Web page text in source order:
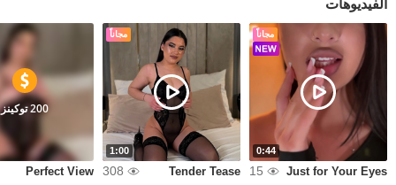
الفيديوهات
مجاناً
0:44
Just for Your Eyes
15
مجاناً
1:00
Tender Tease
308
200 توكينز
Perfect View